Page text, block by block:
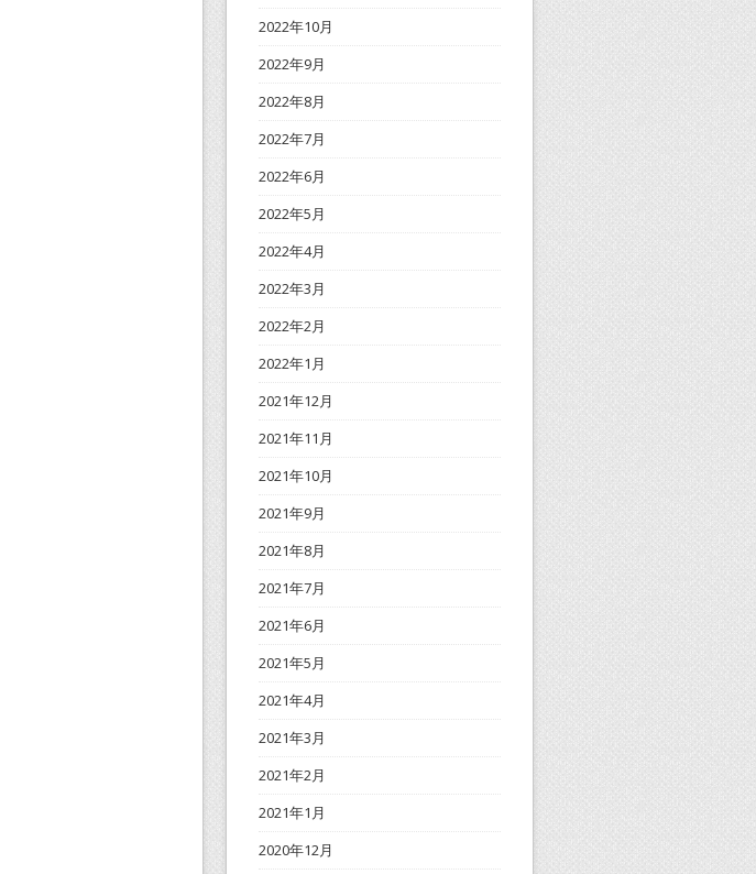
2022年10月
2022年9月
2022年8月
2022年7月
2022年6月
2022年5月
2022年4月
2022年3月
2022年2月
2022年1月
2021年12月
2021年11月
2021年10月
2021年9月
2021年8月
2021年7月
2021年6月
2021年5月
2021年4月
2021年3月
2021年2月
2021年1月
2020年12月